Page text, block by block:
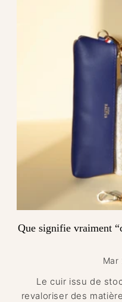
Que signifie vraiment
Mar
Le cuir issu de
revaloriser des